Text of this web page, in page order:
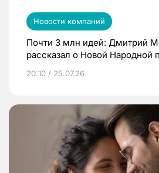
Новости компаний
Почти 3 млн идей: Дмитрий
рассказал о Новой Народной
20:10 / 25.07.26